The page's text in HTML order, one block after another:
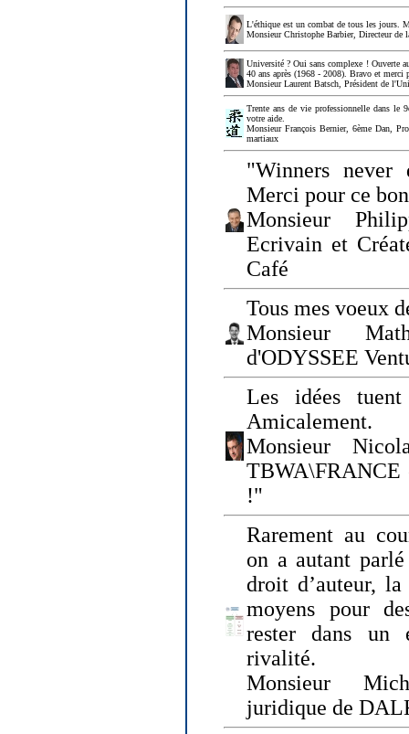
L'éthique est un combat de tous les jours.
Monsieur Christophe Barbier, Directeur de
Université ? Oui sans complexe ! Ouverte
40 ans après (1968 - 2008). Bravo et merci
Monsieur Laurent Batsch, Président de
Trente ans de vie professionnelle dans le
votre aide.
Monsieur François Bernier, 6ème Dan,
martiaux
"Winners
Merci pour ce
Monsieur
Ecrivain et
Café
Tous mes voeux
Monsieur
d'ODYSSEE
Les idées
Amicalement.
Monsieur
TBWA\FRANCE
!"
Rarement au
on a autant
droit d’auteur,
moyens pour
rester dans un
rivalité.
Monsieur
juridique de